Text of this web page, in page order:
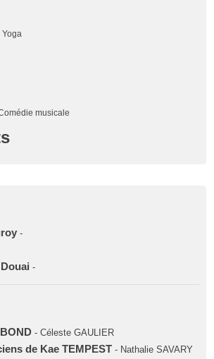
musicale
-
-
- Céleste GAULIER
de Kae TEMPEST - Nathalie SAVARY